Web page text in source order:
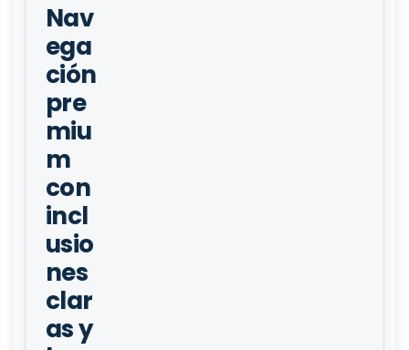
Nav
ega
ción
pre
miu
m
con
incl
usio
nes
clar
as y